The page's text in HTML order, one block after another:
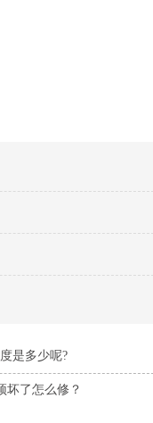
是多少呢?
怎么修？